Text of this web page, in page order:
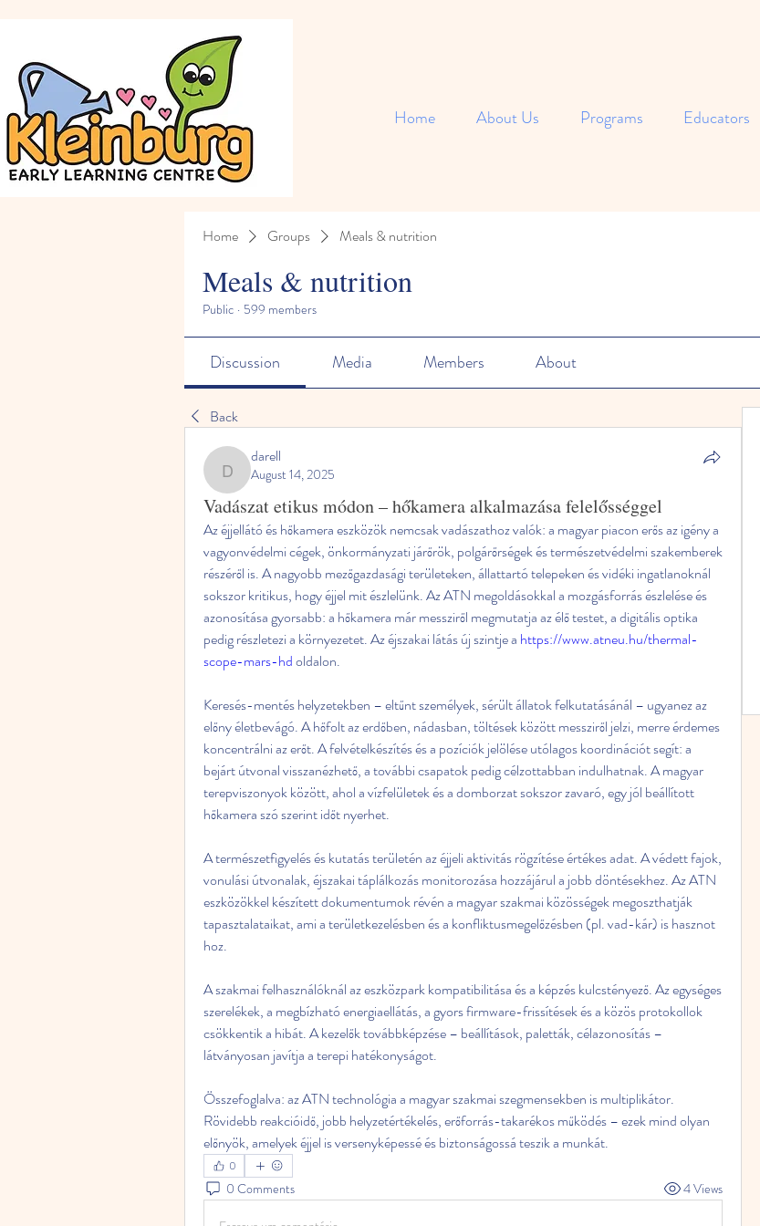
Home About Us Programs Educators
Home Groups Meals & nutrition
Meals & nutrition
Public · 599 members
Discussion Media Members About
Back
darell
darell
August 14, 2025
Vadászat etikus módon – hőkamera alkalmazása felelősséggel
Az éjjellátó és hőkamera eszközök nemcsak vadászathoz valók: a magyar piacon erős az igény a
vagyonvédelmi cégek, önkormányzati járőrök, polgárőr­ségek és természetvédelmi szakemberek
részéről is. A nagyobb mezőgazdasági területeken, állattartó telepeken és vidéki ingatlanoknál
sokszor kritikus, hogy éjjel mit észlelünk. Az ATN megoldásokkal a mozgásforrás észlelése és
azonosítása gyorsabb: a hőkamera már messziről megmutatja az élő testet, a digitális optika
pedig részletezi a környezetet. Az éjszakai látás új szintje a https://www.atneu.hu/thermal-
scope-mars-hd oldalon.
Keresés-mentés helyzetekben – eltűnt személyek, sérült állatok felkutatásánál – ugyanez az
előny életbevágó. A hőfolt az erdőben, nádasban, töltések között messziről jelzi, merre érdemes
koncentrálni az erőt. A felvételkészítés és a pozíciók jelölése utólagos koordinációt segít: a
bejárt útvonal visszanézhető, a további csapatok pedig célzottabban indulhatnak. A magyar
terepviszonyok között, ahol a vízfelületek és a domborzat sokszor zavaró, egy jól beállított
hőkamera szó szerint időt nyerhet.
A természetfigyelés és kutatás területén az éjjeli aktivitás rögzítése értékes adat. A védett fajok,
vonulási útvonalak, éjszakai táplálkozás monitorozása hozzájárul a jobb döntésekhez. Az ATN
eszközökkel készített dokumentumok révén a magyar szakmai közösségek megoszthatják
tapasztalataikat, ami a területkezelésben és a konfliktusmegelőzésben (pl. vad-kár) is hasznot
hoz.
A szakmai felhasználóknál az eszközpark kompatibilitása és a képzés kulcstényező. Az egységes
szerelékek, a megbízható energiaellátás, a gyors firmware-frissítések és a közös protokollok
csökkentik a hibát. A kezelők továbbképzése – beállítások, paletták, célazonosítás –
látványosan javítja a terepi hatékonyságot.
Összefoglalva: az ATN technológia a magyar szakmai szegmensekben is multiplikátor.
Rövidebb reakcióidő, jobb helyzetértékelés, erőforrás-takarékos működés – ezek mind olyan
előnyök, amelyek éjjel is versenyképessé és biztonságossá teszik a munkát.
0
0 Comments 4 Views